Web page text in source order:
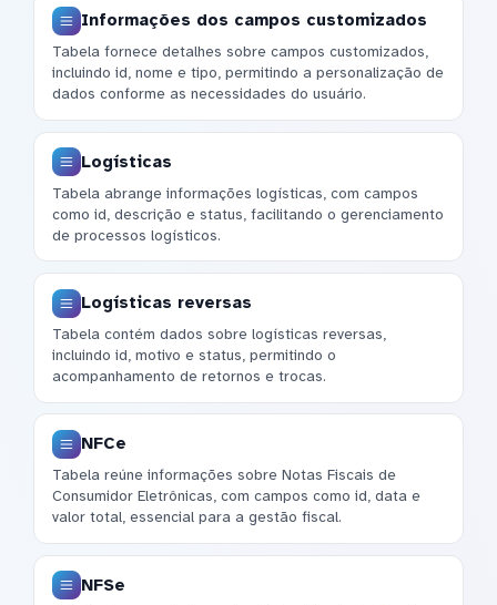
Informações dos campos customizados
Tabela fornece detalhes sobre campos customizados,
incluindo id, nome e tipo, permitindo a personalização de
dados conforme as necessidades do usuário.
Logísticas
Tabela abrange informações logísticas, com campos
como id, descrição e status, facilitando o gerenciamento
de processos logísticos.
Logísticas reversas
Tabela contém dados sobre logísticas reversas,
incluindo id, motivo e status, permitindo o
acompanhamento de retornos e trocas.
NFCe
Tabela reúne informações sobre Notas Fiscais de
Consumidor Eletrônicas, com campos como id, data e
valor total, essencial para a gestão fiscal.
NFSe